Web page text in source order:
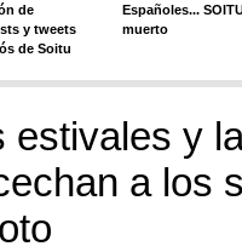
de
y tweets
de Soitu
Españoles...
muerto
estivales y
a los